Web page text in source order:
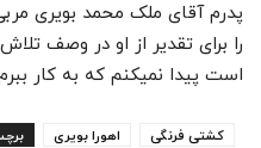
پدرم آقای ملک محمد بویری
را برای تقدیر از او در وصف
است پیدا نمیکنم که به کار
اهورا بویری کشتی فرنگی